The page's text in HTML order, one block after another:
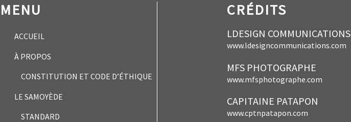
MENU
ACCUEIL
À PROPOS
CONSTITUTION ET CODE D’ÉTHIQUE
LE SAMOYÈDE
STANDARD
CRÉDITS
LDESIGN COMMUNICATIONS
www.ldesigncommunications.com
MFS PHOTOGRAPHE
www.mfsphotographe.com
CAPITAINE PATAPON
www.cptnpatapon.com